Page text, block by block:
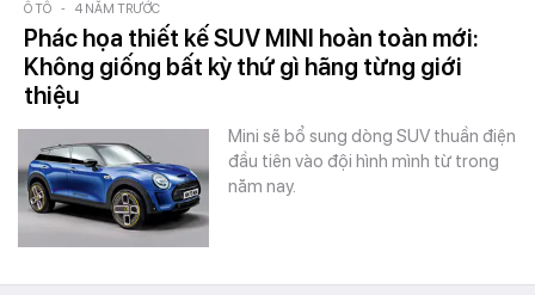
Ô TÔ - 4 NĂM TRƯỚC
Phác họa thiết kế SUV MINI hoàn toàn mới:
Không giống bất kỳ thứ gì hãng từng giới
thiệu
Mini sẽ bổ sung dòng SUV thuần điện
đầu tiên vào đội hình mình từ trong
năm nay.